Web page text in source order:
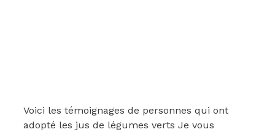
Voici les témoignages de personnes qui ont
adopté les jus de légumes verts Je vous